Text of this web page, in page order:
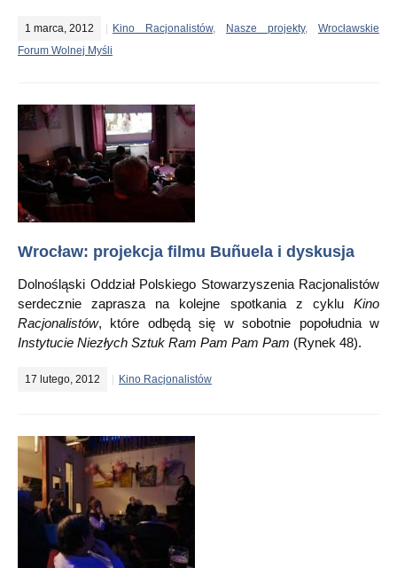
1 marca, 2012 Kino Racjonalistów, Nasze projekty, Wrocławskie
Forum Wolnej Myśli
Wrocław: projekcja filmu Buñuela i dyskusja
Dolnośląski Oddział Polskiego Stowarzyszenia Racjonalistów
serdecznie zaprasza na kolejne spotkania z cyklu Kino
Racjonalistów, które odbędą się w sobotnie popołudnia w
Instytucie Niezłych Sztuk Ram Pam Pam Pam (Rynek 48).
17 lutego, 2012 Kino Racjonalistów